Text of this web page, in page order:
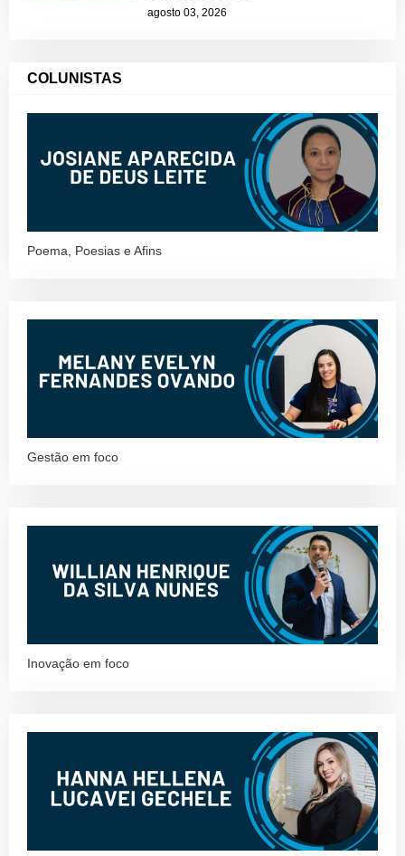
agosto 03, 2026
COLUNISTAS
Poema, Poesias e Afins
Gestão em foco
Inovação em foco